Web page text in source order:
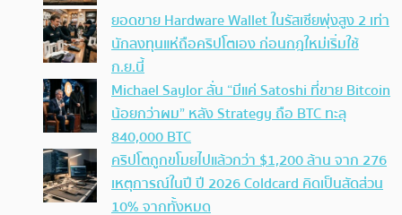
ยอดขาย Hardware Wallet ในรัสเซียพุ่งสูง 2 เท่า
นักลงทุนแห่ถือคริปโตเอง ก่อนกฎใหม่เริ่มใช้
ก.ย.นี้
Michael Saylor ลั่น “มีแค่ Satoshi ที่ขาย Bitcoin
น้อยกว่าผม” หลัง Strategy ถือ BTC ทะลุ
840,000 BTC
คริปโตถูกขโมยไปแล้วกว่า $1,200 ล้าน จาก 276
เหตุการณ์ในปี ปี 2026 Coldcard คิดเป็นสัดส่วน
10% จากทั้งหมด